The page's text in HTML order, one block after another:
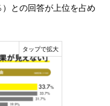
との回答が上位を占め